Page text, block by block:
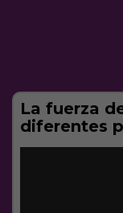
La fuerza
diferentes